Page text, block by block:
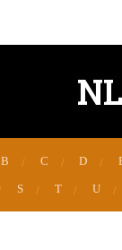
B C D
S T U